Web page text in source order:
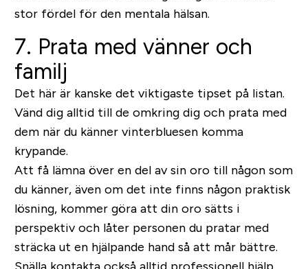
stor fördel för den mentala hälsan.
7. Prata med vänner och
familj
Det här är kanske det viktigaste tipset på listan.
Vänd dig alltid till de omkring dig och prata med
dem när du känner vinterbluesen komma
krypande.
Att få lämna över en del av sin oro till någon som
du känner, även om det inte finns någon praktisk
lösning, kommer göra att din oro sätts i
perspektiv och låter personen du pratar med
sträcka ut en hjälpande hand så att mår bättre.
Snälla kontakta också alltid professionell hjälp